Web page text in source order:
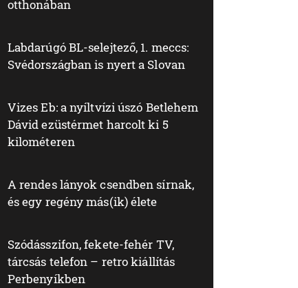
otthonában
Labdarúgó BL-selejtező, 1. meccs:
Svédországban is nyert a Slovan
Vizes Eb: a nyíltvízi úszó Betlehem
Dávid ezüstérmet harcolt ki 5
kilométeren
A rendes lányok csendben sírnak,
és egy regény más(ik) élete
Szódásszifon, fekete-fehér TV,
tárcsás telefon – retro kiállítás
Perbenyíkben